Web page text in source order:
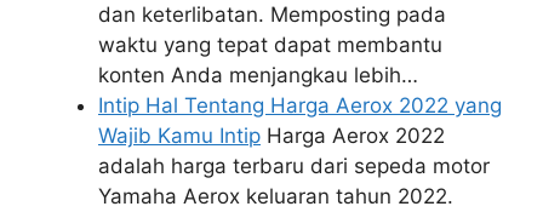
dan keterlibatan. Memposting pada
waktu yang tepat dapat membantu
konten Anda menjangkau lebih…
Intip Hal Tentang Harga Aerox 2022 yang
Wajib Kamu Intip Harga Aerox 2022
adalah harga terbaru dari sepeda motor
Yamaha Aerox keluaran tahun 2022.